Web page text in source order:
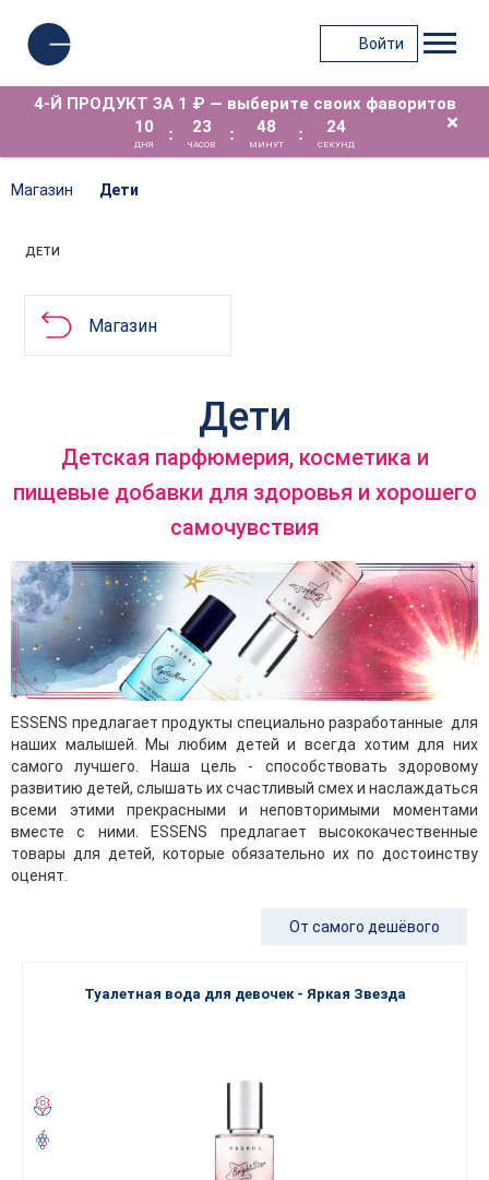
Войти
4-Й ПРОДУКТ ЗА 1 ₽ — выберите своих фаворитов
10
ДНЯ
: 23
ЧАСОВ
: 48
МИНУТ
: 24
СЕКУНД
×
Магазин Дети
ДЕТИ
Магазин
Дети
Детская парфюмерия, косметика и
пищевые добавки для здоровья и хорошего
самочувствия
ESSENS предлагает продукты специально разработанные для
наших малышей. Мы любим детей и всегда хотим для них
самого лучшего. Наша цель - способствовать здоровому
развитию детей, слышать их счастливый смех и наслаждаться
всеми этими прекрасными и неповторимыми моментами
вместе с ними. ESSENS предлагает высококачественные
товары для детей, которые обязательно их по достоинству
оценят.
От самого дешёвого
Туалетная вода для девочек - Яркая Звезда